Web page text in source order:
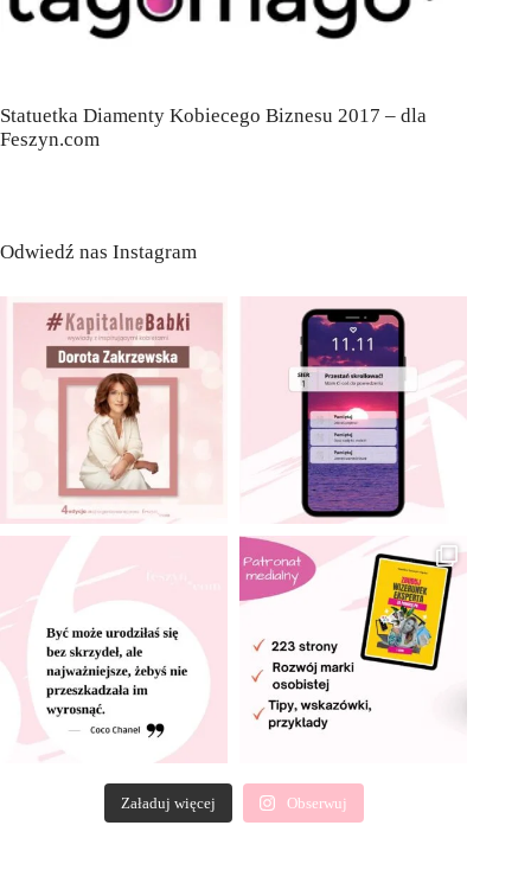
Statuetka Diamenty Kobiecego Biznesu 2017 – dla
Feszyn.com
Odwiedź nas Instagram
Załaduj więcej Obserwuj